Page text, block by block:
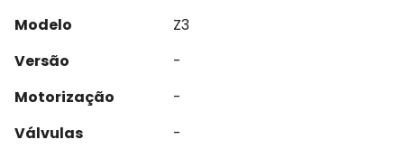
Modelo
Z3
Versão
-
Motorização
-
Válvulas
-